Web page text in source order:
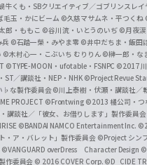
牛くも・SBクリエイティブ／ゴブリンスレイ
玉・かにビーム ©久慈マサムネ・平つくね
郎・ももこ ©谷川流・いとうのいぢ ©月夜涙
©石踏一榮・みやま零 ©井中だちま・飯田
©木村心一・こぶいち むりりん ©榊一郎・な
©TYPE-MOON・ufotable・FSNPC ©2017
ST／講談社・NEP・NHK ©Project Revue
♭な製作委員会©川上泰樹・伏瀬・講談社／
PROJECT ©Frontwing ©2013 橘公司・つ
講談社／「彼女、お借りします」製作委員会
©BANDAI NAMCO Entertainment Inc.
・ア・バレット」製作委員会 ©Project シン
©VANGUARD overDress Character Design
作委員会 © 2016 COVER Corp. ©D_CIDE